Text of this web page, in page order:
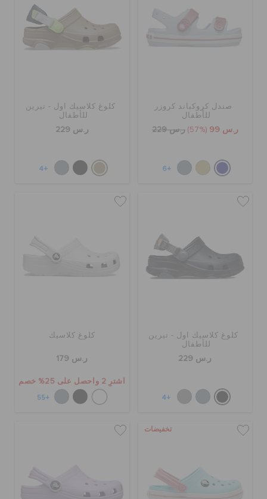
صندل كروكباند كروزر
للأطفال
ر.س 99 (57%) ر.س 229
+6
كلوغ كلاسيك اول - تيرين
للأطفال
ر.س 229
+4
كلوغ كلاسيك اول - تيرين
للأطفال
ر.س 229
+4
كلوغ كلاسيك
ر.س 179
اشترِ 2 واحصل على 25% خصم
+55
تخفيضات